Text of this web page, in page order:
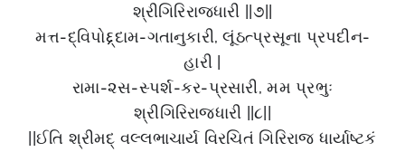
શ્રીગિરિરાજધારી ||૭||
મત્ત-દ્વિપોદ્દ્દામ-ગતાનુકારી, લૂંઠત્પ્રસૂના પ્રપદીન-
હારી |
રામા-૨સ-સ્પર્શ-કર-પ્રસારી, મમ પ્રભુઃ
શ્રીગિરિરાજધારી ||૮||
||ઈતિ શ્રીમદ્ વલ્લભાચાર્ય વિરચિતં ગિરિરાજ ધાર્યાષ્ટકં